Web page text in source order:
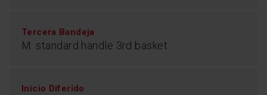
Tercera Bandeja
M. standard handle 3rd basket
Inicio Diferido